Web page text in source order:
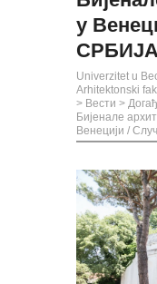
у
Univerzitet u
Arhitektonski
> Вести >
Бијенале
Венецији /